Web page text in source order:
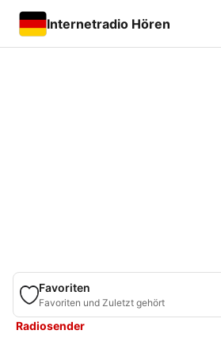
Internetradio Hören
Favoriten
Favoriten und Zuletzt gehört
Radiosender